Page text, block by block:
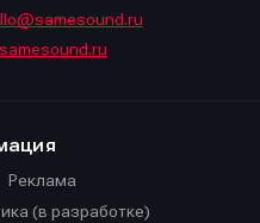
Реклама
(в разработке)